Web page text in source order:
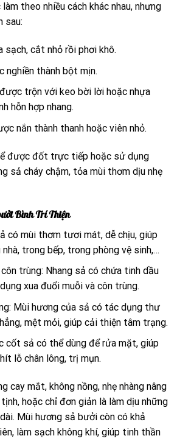
theo nhiều cách khác nhau, nhưng
sau:
sạch, cắt nhỏ rồi phơi khô.
nghiền thành bột mịn.
trộn với keo bời lời hoặc nhựa
hỗn hợp nhang.
nắn thành thanh hoặc viên nhỏ.
được đốt trực tiếp hoặc sử dụng
sả cháy chậm, tỏa mùi thơm dịu nhẹ
Bình Trí Thiện
có mùi thơm tươi mát, dễ chịu, giúp
trong bếp, trong phòng vệ sinh,…
trùng: Nhang sả có chứa tinh dầu
xua đuổi muỗi và côn trùng.
Mùi hương của sả có tác dụng thư
mệt mỏi, giúp cải thiện tâm trạng.
cốt sả có thể dùng để rửa mặt, giúp
lỗ chân lông, trị mụn.
cay mắt, không nồng, nhẹ nhàng nâng
hoặc chỉ đơn giản là làm dịu những
Mùi hương sả bưởi còn có khả
làm sạch không khí, giúp tinh thần